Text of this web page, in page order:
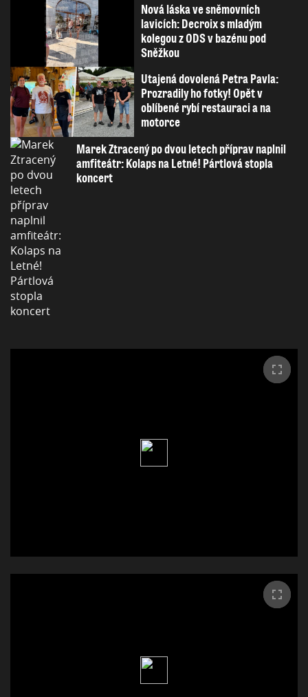
Nová láska ve sněmovních
lavicích: Decroix s mladým
kolegou z ODS v bazénu pod
Sněžkou
Utajená dovolená Petra Pavla:
Prozradily ho fotky! Opět v
oblíbené rybí restauraci a na
motorce
Marek Ztracený po dvou letech příprav naplnil
amfiteátr: Kolaps na Letné! Pártlová stopla
koncert